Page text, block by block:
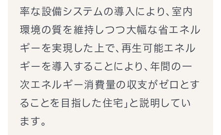
率な設備システムの導入により、室内
環境の質を維持しつつ大幅な省エネル
ギーを実現した上で、再生可能エネル
ギーを導入することにより、年間の一
次エネルギー消費量の収支がゼロとす
ることを目指した住宅」と説明してい
ます。